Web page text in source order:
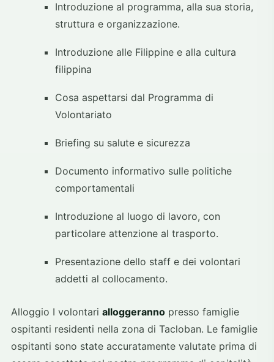
Introduzione al programma, alla sua storia,
struttura e organizzazione.
Introduzione alle Filippine e alla cultura
filippina
Cosa aspettarsi dal Programma di
Volontariato
Briefing su salute e sicurezza
Documento informativo sulle politiche
comportamentali
Introduzione al luogo di lavoro, con
particolare attenzione al trasporto.
Presentazione dello staff e dei volontari
addetti al collocamento.
Alloggio I volontari alloggeranno presso famiglie
ospitanti residenti nella zona di Tacloban. Le famiglie
ospitanti sono state accuratamente valutate prima di